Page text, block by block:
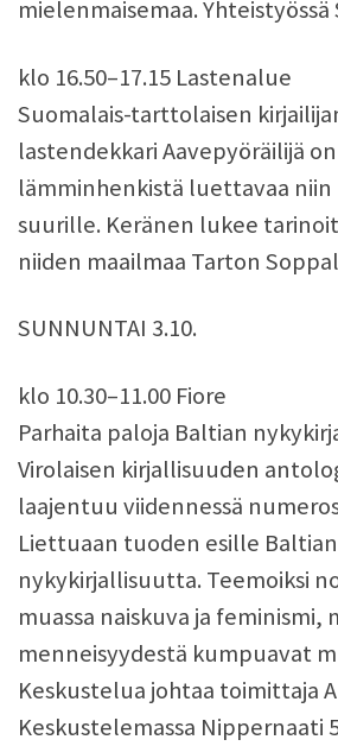
mielenmaisemaa. Yhteistyössä
klo 16.50–17.15 Lastenalue
Suomalais-tarttolaisen
lastendekkari Aavepyöräilijä
lämminhenkistä luettavaa
suurille. Keränen lukee
niiden maailmaa Tarton
SUNNUNTAI 3.10.
klo 10.30–11.00 Fiore
Parhaita paloja Baltian
Virolaisen kirjallisuuden
laajentuu viidennessä
Liettuaan tuoden esille
nykykirjallisuutta. Teemoiksi
muassa naiskuva ja feminismi,
menneisyydestä kumpuavat
Keskustelua johtaa toimittaja
Keskustelemassa Nippernaati